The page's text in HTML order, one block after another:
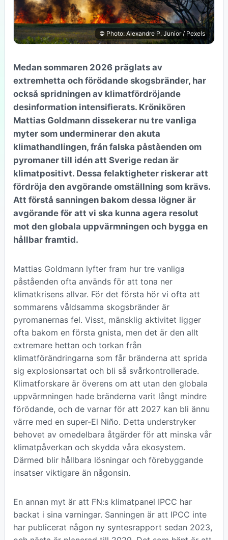
© Photo: Alexandre P. Junior / Pexels
Medan sommaren 2026 präglats av
extremhetta och förödande skogsbränder, har
också spridningen av klimatfördröjande
desinformation intensifierats. Krönikören
Mattias Goldmann dissekerar nu tre vanliga
myter som underminerar den akuta
klimathandlingen, från falska påståenden om
pyromaner till idén att Sverige redan är
klimatpositivt. Dessa felaktigheter riskerar att
fördröja den avgörande omställning som krävs.
Att förstå sanningen bakom dessa lögner är
avgörande för att vi ska kunna agera resolut
mot den globala uppvärmningen och bygga en
hållbar framtid.
Mattias Goldmann lyfter fram hur tre vanliga
påståenden ofta används för att tona ner
klimatkrisens allvar. För det första hör vi ofta att
sommarens våldsamma skogsbränder är
pyromanernas fel. Visst, mänsklig aktivitet ligger
ofta bakom en första gnista, men det är den allt
extremare hettan och torkan från
klimatförändringarna som får bränderna att sprida
sig explosionsartat och bli så svårkontrollerade.
Klimatforskare är överens om att utan den globala
uppvärmningen hade bränderna varit långt mindre
förödande, och de varnar för att 2027 kan bli ännu
värre med en super-El Niño. Detta understryker
behovet av omedelbara åtgärder för att minska vår
klimatpåverkan och skydda våra ekosystem.
Därmed blir hållbara lösningar och förebyggande
insatser viktigare än någonsin.
En annan myt är att FN:s klimatpanel IPCC har
backat i sina varningar. Sanningen är att IPCC inte
har publicerat någon ny syntesrapport sedan 2023,